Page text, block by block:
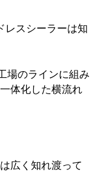
スシーラーは知
のラインに組み
体化した横流れ
広く知れ渡って